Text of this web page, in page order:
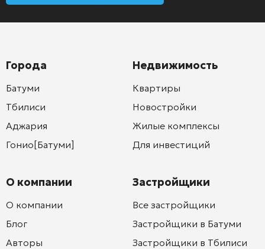
Города
Батуми
Тбилиси
Аджария
Гонио[Батуми]
О компании
О компании
Блог
Авторы
Недвижимость
Квартиры
Новостройки
Жилые комплексы
Для инвестиций
Застройщики
Все застройщики
Застройщики в Батуми
Застройщики в Тбилиси